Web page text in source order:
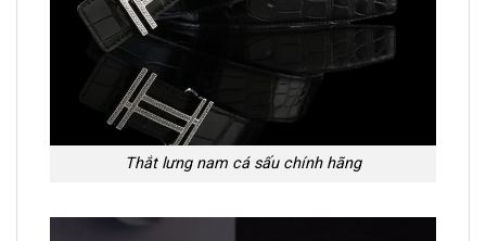
Thắt lưng nam cá sấu chính hãng